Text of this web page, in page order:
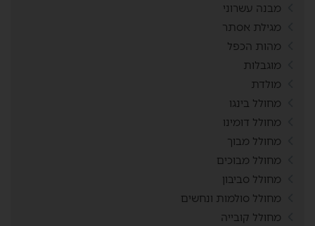
מבנה עשרוני
מגילת אסתר
מהות הכפל
מוגבלות
מולדת
מחולל בינגו
מחולל דומינו
מחולל מבוך
מחולל מבוכים
מחולל סביבון
מחולל סולמות ונחשים
מחולל קובייה